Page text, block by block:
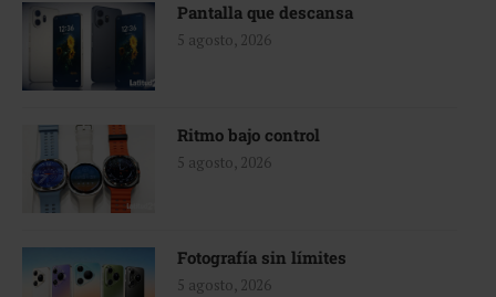
Pantalla que descansa
5 agosto, 2026
Ritmo bajo control
5 agosto, 2026
Fotografía sin límites
5 agosto, 2026